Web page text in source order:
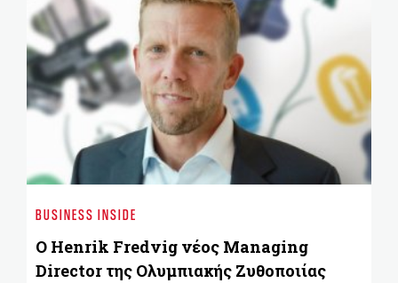
BUSINESS INSIDE
Ο Henrik Fredvig νέος Managing
Director της Ολυμπιακής Ζυθοποιίας